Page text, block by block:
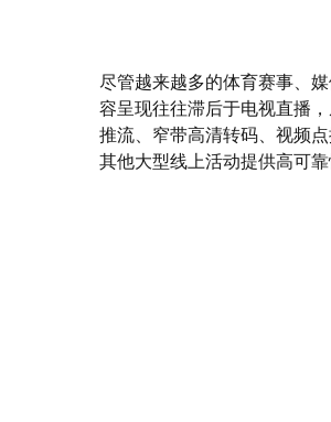
尽管越来越多的体育赛事、
容呈现往往滞后于电视直播
推流、窄带高清转码、视频
其他大型线上活动提供高可
媒体服务
企业服务与云通信
中小型企业解决方案